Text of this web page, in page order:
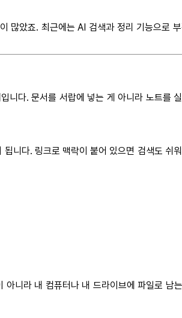
았죠. 최근에는 AI 검색과 정리 기능으로
다. 문서를 서랍에 넣는 게 아니라 노트를
됩니다. 링크로 맥락이 붙어 있으면 검색도 쉬
아니라 내 컴퓨터나 내 드라이브에 파일로 남